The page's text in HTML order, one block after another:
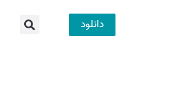
دانلود